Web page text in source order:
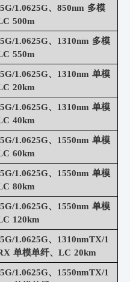
1.0625G、850nm 多模
500m
1.0625G、1310nm 多模
550m
1.0625G、1310nm 单模
20km
1.0625G、1310nm 单模
40km
1.0625G、1550nm 单模
60km
1.0625G、1550nm 单模
80km
1.0625G、1550nm 单模
120km
1.0625G、1310nmTX/1
单模单纤、LC 20km
1.0625G、1550nmTX/1